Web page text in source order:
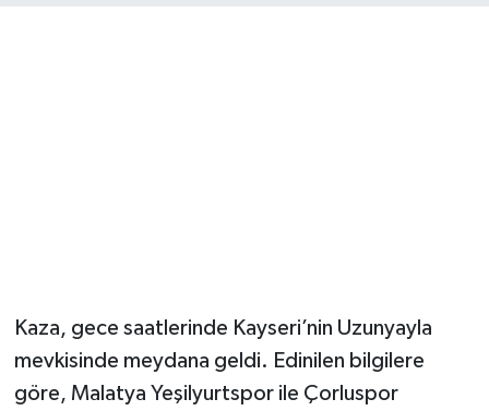
Kaza, gece saatlerinde Kayseri’nin Uzunyayla
mevkisinde meydana geldi. Edinilen bilgilere
göre, Malatya Yeşilyurtspor ile Çorluspor